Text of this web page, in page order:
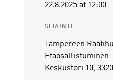
22.8.2025 at 12:00 -
SIJAINTI
Tampereen
Etäosallistuminen
Keskustori 10,